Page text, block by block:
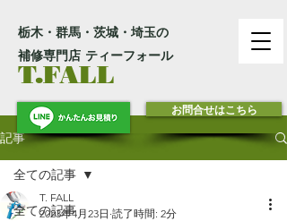
栃木・群馬・茨城・埼玉の
補修専門店 ティーフォール
T.FALL
お問合せはこちら
記事
全ての記事
全ての記事
T. FALL
2023年4月23日 読了時間: 2分